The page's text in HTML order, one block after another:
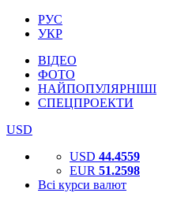
РУС
УКР
ВІДЕО
ФОТО
НАЙПОПУЛЯРНІШІ
СПЕЦПРОЕКТИ
USD
USD 44.4559
EUR 51.2598
Всі курси валют